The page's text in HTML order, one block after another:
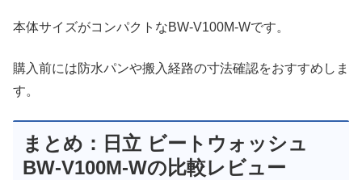
本体サイズがコンパクトなBW-V100M-Wです。
購入前には防水パンや搬入経路の寸法確認をおすすめしま
す。
まとめ：日立 ビートウォッシュ
BW-V100M-Wの比較レビュー